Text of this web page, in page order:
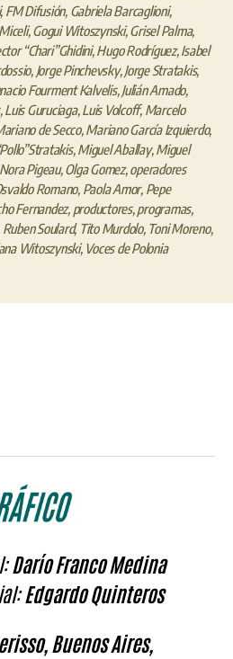
, FM Difusión, Gabriela Barcaglioni,
, Gogui Witoszynski, Grisel Palma,
“Chari”Ghidini, Hugo Rodríguez, Isabel
, Jorge Pinchevsky, Jorge Stratakis,
Fourment Kalvelis, Julián Amado,
, Luis Guruciaga, Luis Volcoff, Marcelo
de Secco, Mariano García Izquierdo,
, Miguel Aballay, Miguel
Nora Pigeau, Olga Gomez, operadores
Romano, Paola Amor, Pepe
Fernandez, productores, programas,
Ruben Soulard, Tito Murdolo, Toni Moreno,
Witoszynski, Voces de Polonia
Darío Franco Medina
Edgardo Quinteros
Buenos Aires,